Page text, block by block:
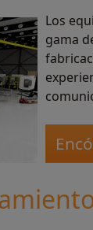
Los
gama